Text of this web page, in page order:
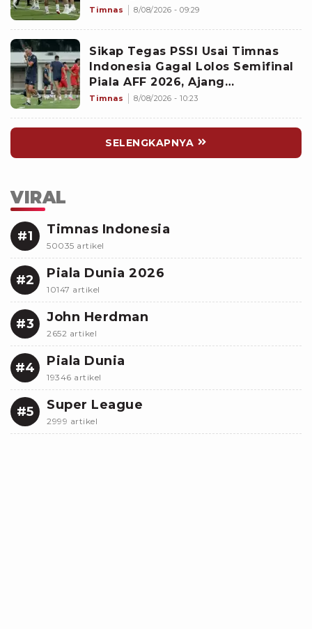
Memalukan!
Timnas 8/08/2026 - 09:29
Sikap Tegas PSSI Usai Timnas
Indonesia Gagal Lolos Semifinal
Piala AFF 2026, Ajang
Selanjutnya Jadi Pembuktian
Timnas 8/08/2026 - 10:23
SELENGKAPNYA
VIRAL
#1 Timnas Indonesia
50035 artikel
#2 Piala Dunia 2026
10147 artikel
#3 John Herdman
2652 artikel
#4 Piala Dunia
19346 artikel
#5 Super League
2999 artikel